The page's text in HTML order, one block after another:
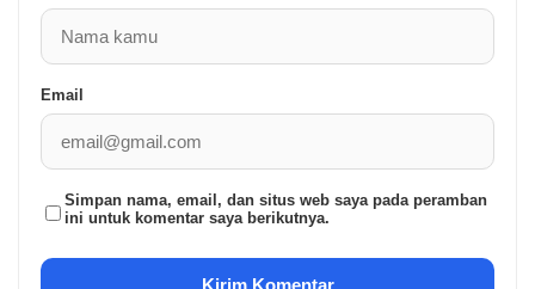
Email
Simpan nama, email, dan situs web saya pada peramban
ini untuk komentar saya berikutnya.